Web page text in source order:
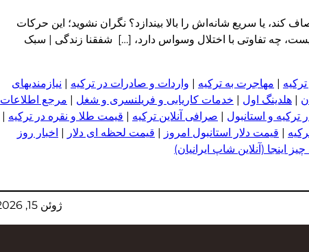
کند، یا سریع شانه‌اش را بالا بیندازد؟ نگران نشوید؛ این حرکات
چه تفاوتی با اختلال وسواس دارد، […] شفقنا زندگی | سبک
| مهاجرت به ترکیه | واردات و صادرات در ترکیه | نیازمندیهای
| هلدینگ اول | خدمات کاریابی و فریلنسری و شغل | مرجع اطلاعات
ترکیه و استانبول | صرافی آنلاین ترکیه | قیمت طلا و نقره در ترکیه |
| قیمت دلار استانبول امروز | قیمت لحظه ای دلار | اخبار روز
اینجا (آنلاین شاپ ایرانیان)
ژوئن 15, 2026